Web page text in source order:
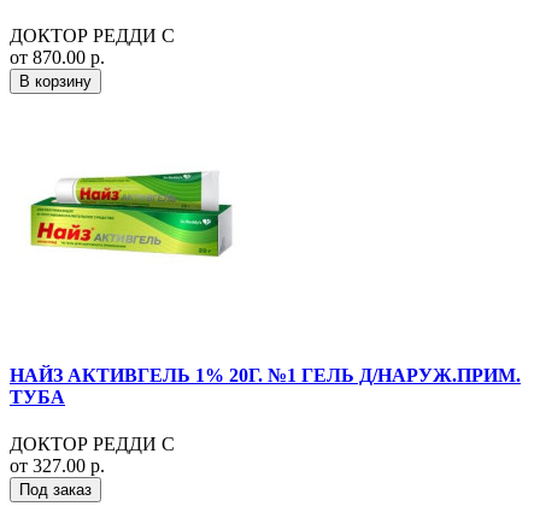
ДОКТОР РЕДДИ С
от 870.00 р.
В корзину
НАЙЗ АКТИВГЕЛЬ 1% 20Г. №1 ГЕЛЬ Д/НАРУЖ.ПРИМ.
ТУБА
ДОКТОР РЕДДИ С
от 327.00 р.
Под заказ